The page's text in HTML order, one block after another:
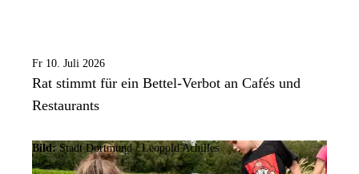
Fr 10. Juli 2026
Rat stimmt für ein Bettel-Verbot an Cafés und
Restaurants
Bild: Stadt Dortmund / Leopold Achilles